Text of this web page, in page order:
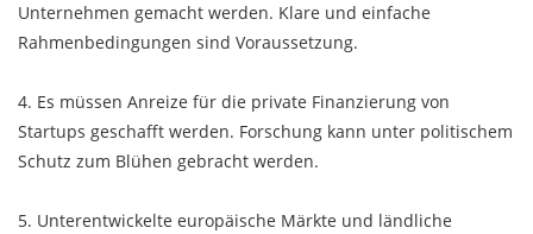
Unternehmen gemacht werden. Klare und einfache
Rahmenbedingungen sind Voraussetzung.
4. Es müssen Anreize für die private Finanzierung von
Startups geschafft werden. Forschung kann unter politischem
Schutz zum Blühen gebracht werden.
5. Unterentwickelte europäische Märkte und ländliche